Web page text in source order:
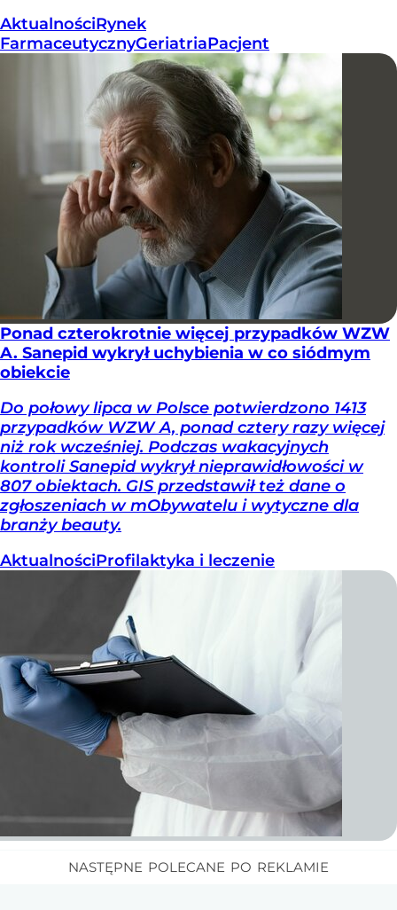
AktualnościRynek
FarmaceutycznyGeriatriaPacjent
Ponad czterokrotnie więcej przypadków WZW
A. Sanepid wykrył uchybienia w co siódmym
obiekcie
Do połowy lipca w Polsce potwierdzono 1413
przypadków WZW A, ponad cztery razy więcej
niż rok wcześniej. Podczas wakacyjnych
kontroli Sanepid wykrył nieprawidłowości w
807 obiektach. GIS przedstawił też dane o
zgłoszeniach w mObywatelu i wytyczne dla
branży beauty.
AktualnościProfilaktyka i leczenie